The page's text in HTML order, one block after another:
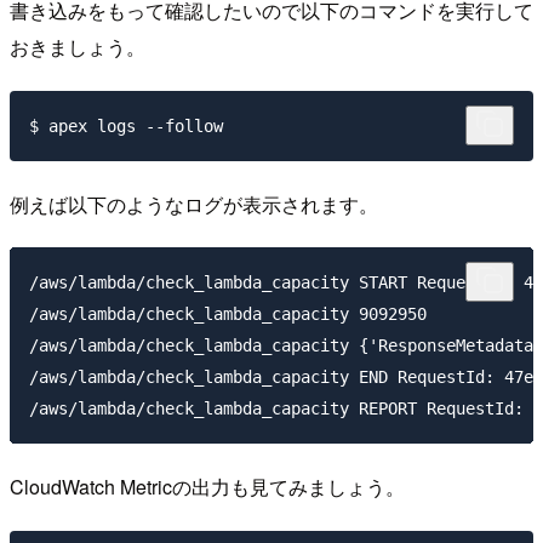
書き込みをもって確認したいので以下のコマンドを実行して
おきましょう。
例えば以下のようなログが表示されます。
/aws/lambda/check_lambda_capacity START RequestId:
/aws/lambda/check_lambda_capacity 9092950
/aws/lambda/check_lambda_capacity
/aws/lambda/check_lambda_capacity END RequestId:
CloudWatch Metricの出力も見てみましょう。